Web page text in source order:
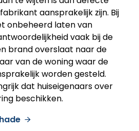
aansprakelijk zijn. Bij
onbeheerd laten van
vaak bij de
brand overslaat naar de
van de woning waar de
worden gesteld.
dat huiseigenaars over
beschikken.